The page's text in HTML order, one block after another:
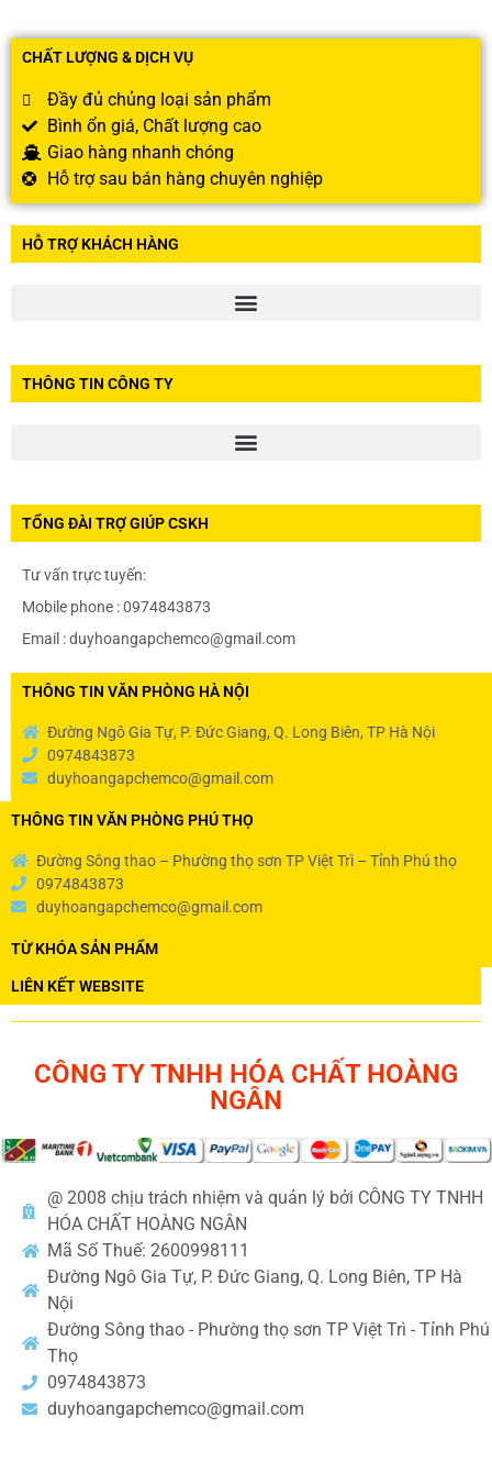
CHẤT LƯỢNG & DỊCH VỤ
Đầy đủ chủng loại sản phẩm
Bình ổn giá, Chất lượng cao
Giao hàng nhanh chóng
Hỗ trợ sau bán hàng chuyên nghiệp
HỖ TRỢ KHÁCH HÀNG
THÔNG TIN CÔNG TY
TỔNG ĐÀI TRỢ GIÚP CSKH
Tư vấn trực tuyến:
Mobile phone : 0974843873
Email : duyhoangapchemco@gmail.com
THÔNG TIN VĂN PHÒNG HÀ NỘI
Đường Ngô Gia Tự, P. Đức Giang, Q. Long Biên, TP Hà Nội
0974843873
duyhoangapchemco@gmail.com
THÔNG TIN VĂN PHÒNG PHÚ THỌ
Đường Sông thao – Phường thọ sơn TP Việt Trì – Tỉnh Phú thọ
0974843873
duyhoangapchemco@gmail.com
TỪ KHÓA SẢN PHẨM
LIÊN KẾT WEBSITE
CÔNG TY TNHH HÓA CHẤT HOÀNG
NGÂN
@ 2008 chịu trách nhiệm và quản lý bởi CÔNG TY TNHH
HÓA CHẤT HOÀNG NGÂN
Mã Số Thuế: 2600998111
Đường Ngô Gia Tự, P. Đức Giang, Q. Long Biên, TP Hà
Nội
Đường Sông thao - Phường thọ sơn TP Việt Trì - Tỉnh Phú
Thọ
0974843873
duyhoangapchemco@gmail.com